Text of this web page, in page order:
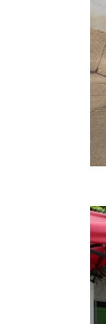
แบบฟ
รายง
รายงา
ศูนย์อ